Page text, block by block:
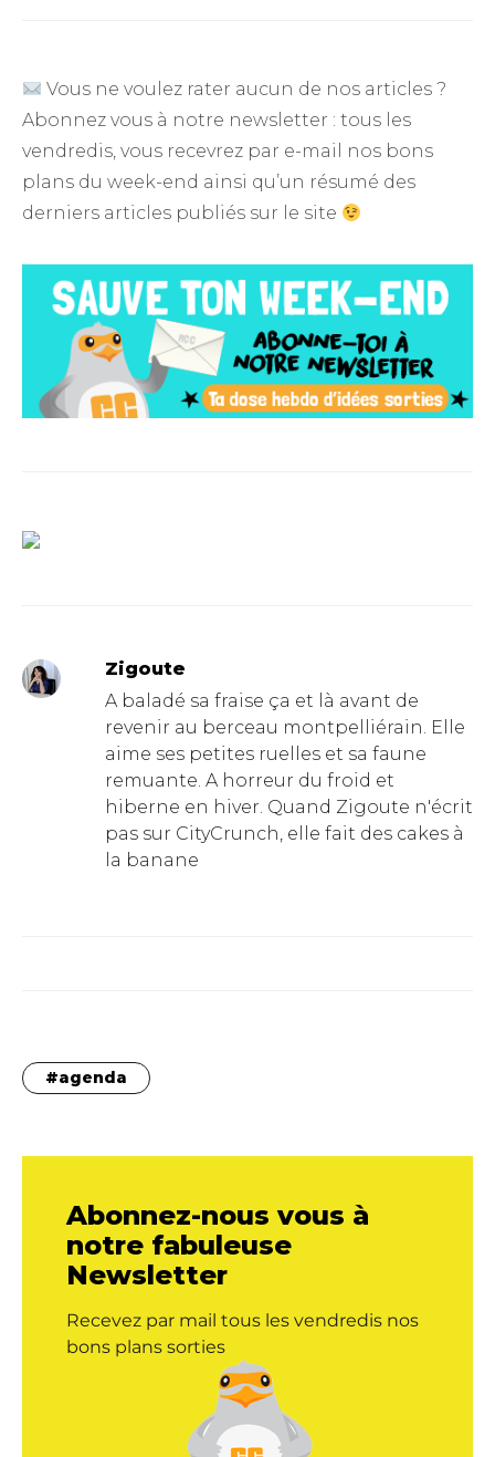
Vous ne voulez rater aucun de nos articles ?
Abonnez vous à notre newsletter : tous les
vendredis, vous recevrez par e-mail nos bons
plans du week-end ainsi qu’un résumé des
derniers articles publiés sur le site
Zigoute
A baladé sa fraise ça et là avant de
revenir au berceau montpelliérain. Elle
aime ses petites ruelles et sa faune
remuante. A horreur du froid et
hiberne en hiver. Quand Zigoute n'écrit
pas sur CityCrunch, elle fait des cakes à
la banane
agenda
Abonnez-nous vous à
notre fabuleuse
Newsletter
Recevez par mail tous les vendredis nos
bons plans sorties